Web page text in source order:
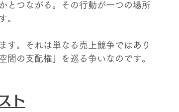
とつながる。その行動が一つの場所
。
す。それは単なる売上競争ではあり
間の支配権」を巡る争いなのです。
ト